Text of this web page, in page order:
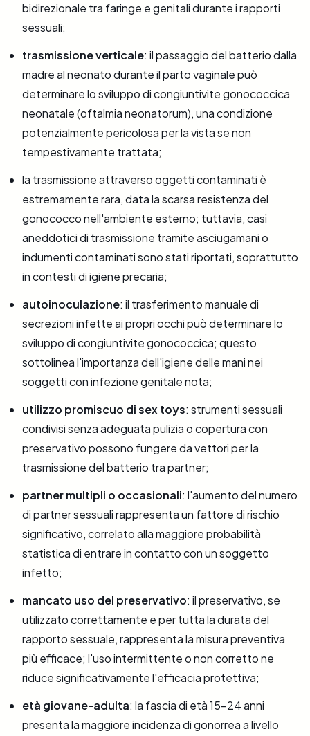
bidirezionale tra faringe e genitali durante i rapporti
sessuali;
trasmissione verticale: il passaggio del batterio dalla
madre al neonato durante il parto vaginale può
determinare lo sviluppo di congiuntivite gonococcica
neonatale (oftalmia neonatorum), una condizione
potenzialmente pericolosa per la vista se non
tempestivamente trattata;
la trasmissione attraverso oggetti contaminati è
estremamente rara, data la scarsa resistenza del
gonococco nell'ambiente esterno; tuttavia, casi
aneddotici di trasmissione tramite asciugamani o
indumenti contaminati sono stati riportati, soprattutto
in contesti di igiene precaria;
autoinoculazione: il trasferimento manuale di
secrezioni infette ai propri occhi può determinare lo
sviluppo di congiuntivite gonococcica; questo
sottolinea l'importanza dell'igiene delle mani nei
soggetti con infezione genitale nota;
utilizzo promiscuo di sex toys: strumenti sessuali
condivisi senza adeguata pulizia o copertura con
preservativo possono fungere da vettori per la
trasmissione del batterio tra partner;
partner multipli o occasionali: l'aumento del numero
di partner sessuali rappresenta un fattore di rischio
significativo, correlato alla maggiore probabilità
statistica di entrare in contatto con un soggetto
infetto;
mancato uso del preservativo: il preservativo, se
utilizzato correttamente e per tutta la durata del
rapporto sessuale, rappresenta la misura preventiva
più efficace; l'uso intermittente o non corretto ne
riduce significativamente l'efficacia protettiva;
età giovane-adulta: la fascia di età 15-24 anni
presenta la maggiore incidenza di gonorrea a livello